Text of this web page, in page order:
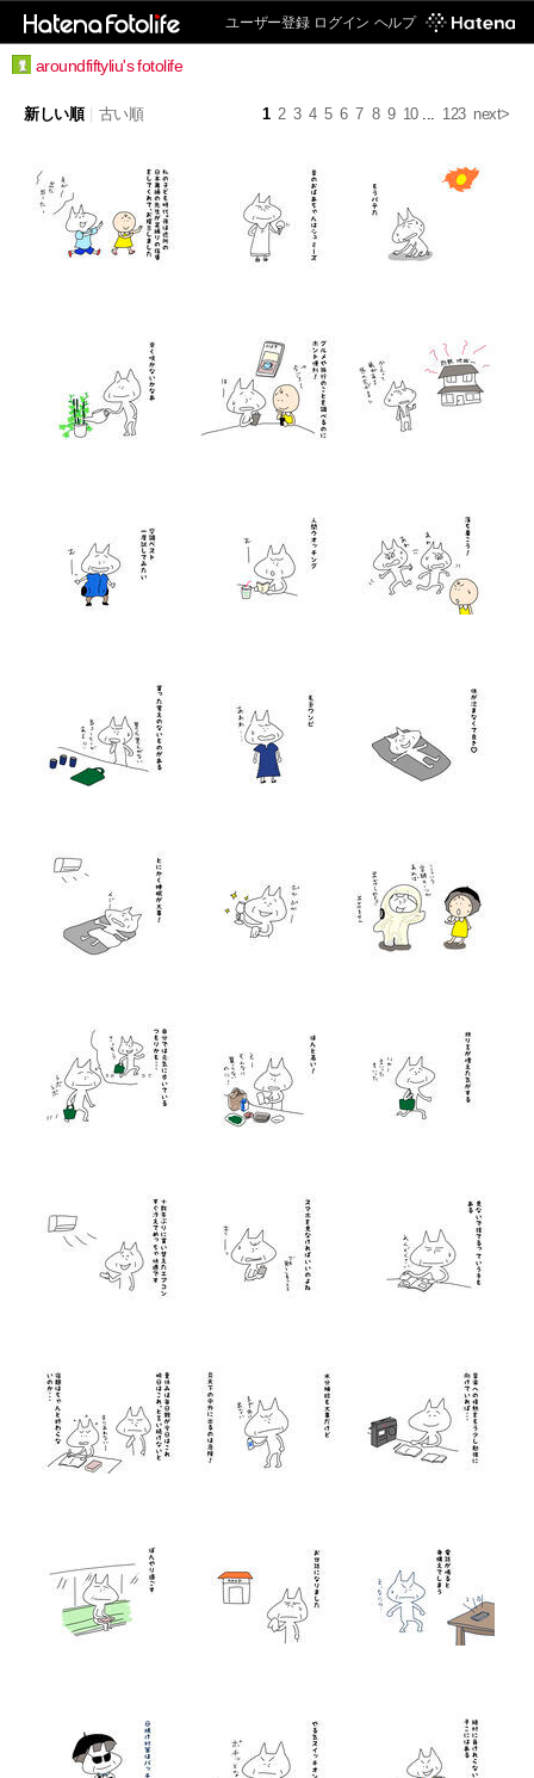
ユーザー登録 ログイン ヘルプ
aroundfiftyliu's fotolife
1 2 3 4 5 6 7 8 9 10... 123 next>
新しい順 古い順